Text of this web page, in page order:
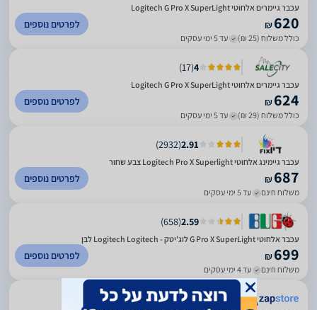
עכבר גיימרים אלחוטי Logitech G Pro X SuperLight
₪620
כולל משלוח (25 ₪) עד 5 ימי עסקים
לפרטים נוספים
4
(
17
)
עכבר גיימרים אלחוטי Logitech G Pro X SuperLight
₪624
כולל משלוח (29 ₪) עד 5 ימי עסקים
לפרטים נוספים
2.91
(
2932
)
עכבר גיימינג אלחוטי Logitech Pro X Superlight צבע שחור
₪687
משלוח חינם עד 5 ימי עסקים
לפרטים נוספים
2.59
(
658
)
עכבר אלחוטי G Pro X SuperLight לוג'יטק - Logitech Logitech לבן
₪699
משלוח חינם עד 4 ימי עסקים
לפרטים נוספים
ביטחון בשירות